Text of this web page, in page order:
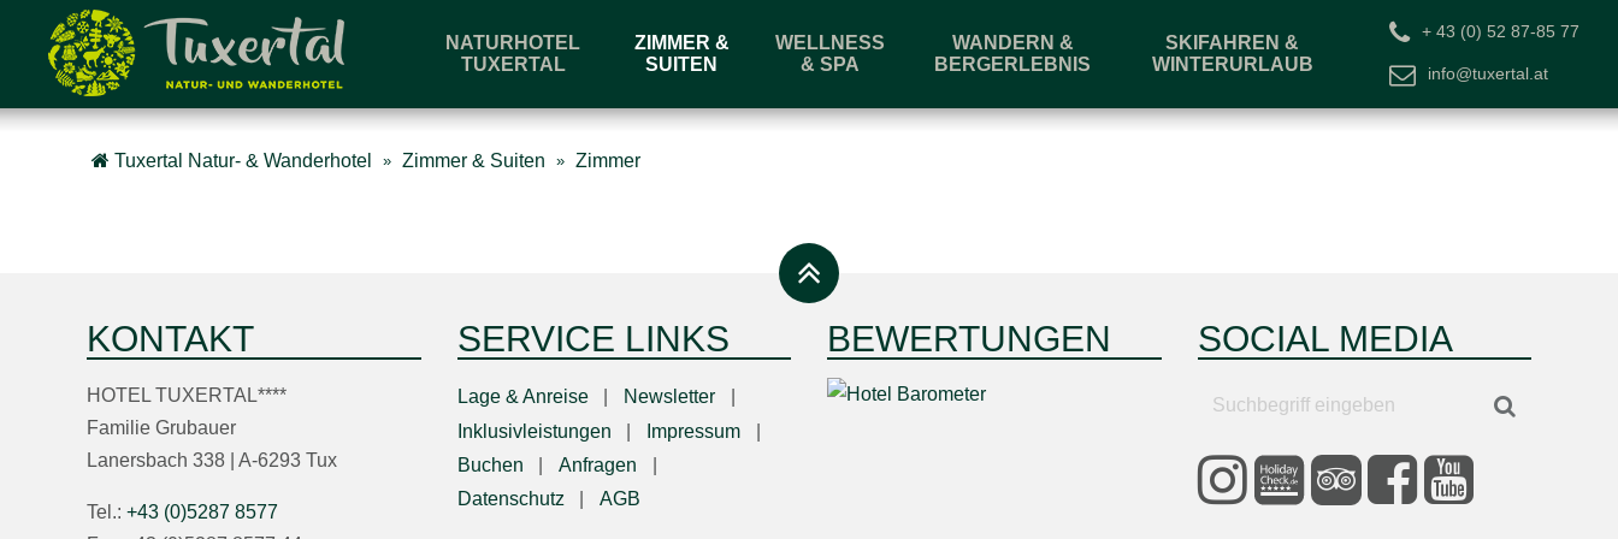
+ 43 (0) 52 87-85 77
info@tuxertal.at
NATURHOTEL
TUXERTAL
ZIMMER &
SUITEN
WELLNESS
& SPA
WANDERN &
BERGERLEBNIS
SKIFAHREN &
WINTERURLAUB
Buchen & Anfragen Anreise Abreise
Tuxertal Natur- & Wanderhotel Zimmer & Suiten Zimmer
KONTAKT
HOTEL TUXERTAL****
Familie Grubauer
Lanersbach 338 | A-6293 Tux
Tel.: +43 (0)5287 8577
SERVICE LINKS
Lage & Anreise
Newsletter
Inklusivleistungen
Impressum
Buchen
Anfragen
Datenschutz
AGB
BEWERTUNGEN SOCIAL MEDIA
Suchbegriff